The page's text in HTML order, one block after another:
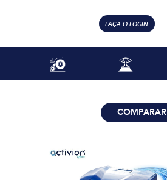
FAÇA O LOGIN
COMPARAR